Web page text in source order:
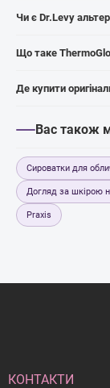
Чи є Dr.Levy
Що таке
Де купити
Вас також
Сироватки для
Догляд за шкірою
Praxis
КОНТАКТИ